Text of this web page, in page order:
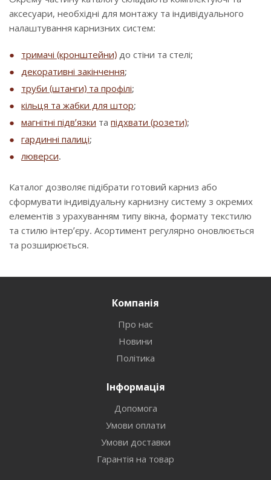
аксесуари, необхідні для монтажу та індивідуального
налаштування карнизних систем:
тримачі (кронштейни) до стіни та стелі;
декоративні закінчення;
труби (штанги) та профілі;
кільця та жабки для штор;
магнітні підв’язки та підхвати (розети);
гардинні палиці;
люверси.
Каталог дозволяє підібрати готовий карниз або
сформувати індивідуальну карнизну систему з окремих
елементів з урахуванням типу вікна, формату текстилю
та стилю інтер’єру. Асортимент регулярно оновлюється
та розширюється.
Компанія
Про нас
Новини
Політика
Інформація
Допомога
Умови оплати
Умови доставки
Гарантія на товар